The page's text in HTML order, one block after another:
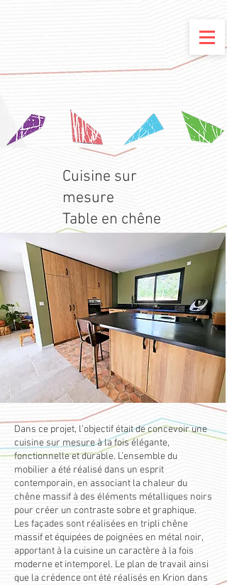
Cuisine sur
mesure
Table en chêne
Dans ce projet, l’objectif était de concevoir une
cuisine sur mesure à la fois élégante,
fonctionnelle et durable. L’ensemble du
mobilier a été réalisé dans un esprit
contemporain, en associant la chaleur du
chêne massif à des éléments métalliques noirs
pour créer un contraste sobre et graphique.
Les façades sont réalisées en tripli chêne
massif et équipées de poignées en métal noir,
apportant à la cuisine un caractère à la fois
moderne et intemporel. Le plan de travail ainsi
que la crédence ont été réalisés en Krion dans